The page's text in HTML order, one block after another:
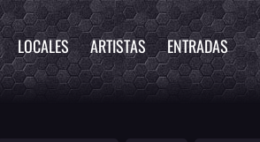
LOCALES ARTISTAS ENTRADAS